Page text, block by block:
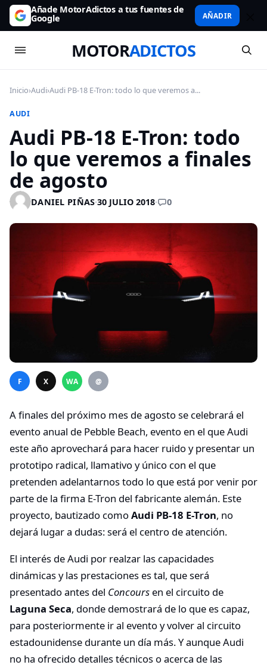
Añade MotorAdictos a tus fuentes de
Google AÑADIR
MOTORADICTOS
Inicio›Audi›Audi PB-18 E-Tron: todo lo que veremos a...
AUDI
Audi PB-18 E-Tron: todo
lo que veremos a finales
de agosto
DANIEL PIÑAS·30 JULIO 2018· 0
F X WA @
A finales del próximo mes de agosto se celebrará el
evento anual de Pebble Beach, evento en el que Audi
este año aprovechará para hacer ruido y presentar un
prototipo radical, llamativo y único con el que
pretenden adelantarnos todo lo que está por venir por
parte de la firma E-Tron del fabricante alemán. Este
proyecto, bautizado comoAudi PB-18 E-Tron, no
dejará lugar a dudas: será el centro de atención.
El interés de Audi por realzar las capacidades
dinámicas y las prestaciones es tal, que será
presentado antes del Concours en el circuito de
Laguna Seca, donde demostrará de lo que es capaz,
para posteriormente ir al evento y volver al circuito
estadounidense durante un día más. Y aunque Audi
no ha ofrecido detalles técnicos o acerca de las